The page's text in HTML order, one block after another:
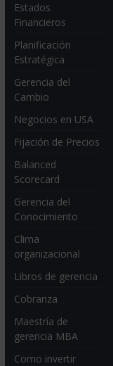
Estados
Financieros
Planificación
Estratégica
Gerencia del
Cambio
Negocios en USA
Fijación de Precios
Balanced
Scorecard
Gerencia del
Conocimiento
Clima
organizacional
Libros de gerencia
Cobranza
Maestría de
gerencia MBA
Como invertir